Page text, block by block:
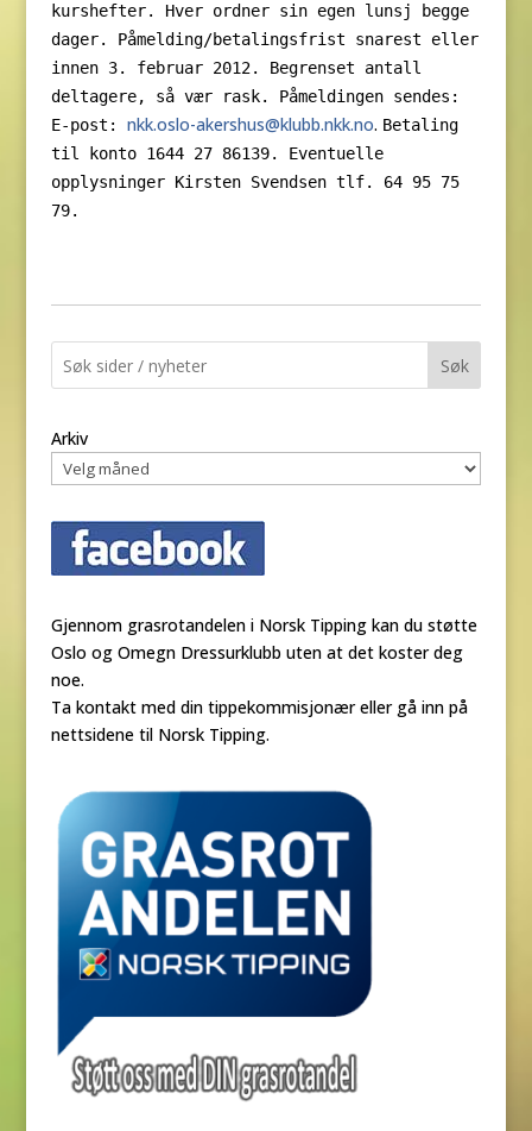
kurshefter. Hver ordner sin egen lunsj begge
dager. Påmelding/betalingsfrist snarest eller
innen 3. februar 2012. Begrenset antall
deltagere, så vær rask. Påmeldingen sendes:
E-post: nkk.oslo-akershus@klubb.nkk.no. Betaling
til konto 1644 27 86139. Eventuelle
opplysninger Kirsten Svendsen tlf. 64 95 75
79.
Søk
Arkiv
Gjennom grasrotandelen i Norsk Tipping kan du støtte
Oslo og Omegn Dressurklubb uten at det koster deg
noe.
Ta kontakt med din tippekommisjonær eller gå inn på
nettsidene til Norsk Tipping.